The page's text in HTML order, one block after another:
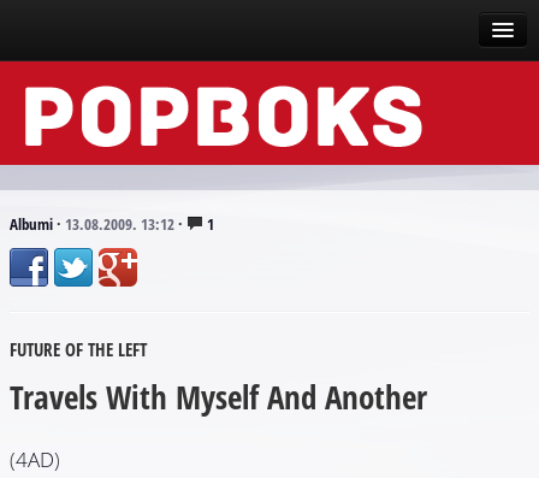
Vesti
Događaji
Tekstovi
Scena
Arhive
Albumi· 13.08.2009. 13:12· 1
FUTURE OF THE LEFT
Travels With Myself And Another
(4AD)